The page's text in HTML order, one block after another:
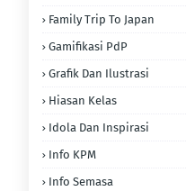
Family Trip To Japan
Gamifikasi PdP
Grafik Dan Ilustrasi
Hiasan Kelas
Idola Dan Inspirasi
Info KPM
Info Semasa